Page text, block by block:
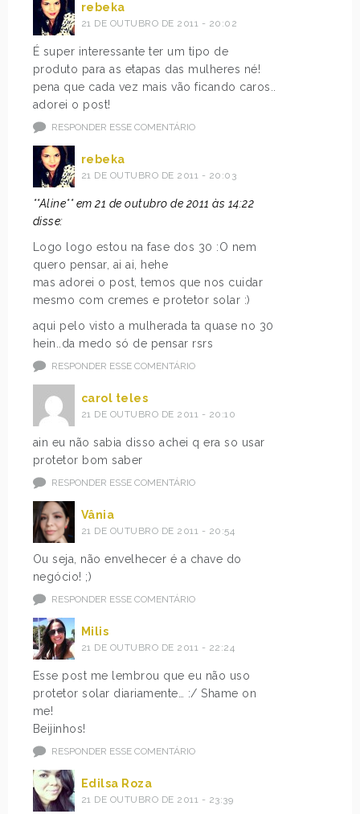
rebeka
21 DE OUTUBRO DE 2011 - 20:02
É super interessante ter um tipo de
produto para as etapas das mulheres né!
pena que cada vez mais vão ficando caros..
adorei o post!
RESPONDER ESSE COMENTÁRIO
rebeka
21 DE OUTUBRO DE 2011 - 20:03
**Aline** em 21 de outubro de 2011 às 14:22
disse:
Logo logo estou na fase dos 30 :O nem
quero pensar, ai ai, hehe
mas adorei o post, temos que nos cuidar
mesmo com cremes e protetor solar :)
aqui pelo visto a mulherada ta quase no 30
hein..da medo só de pensar rsrs
RESPONDER ESSE COMENTÁRIO
carol teles
21 DE OUTUBRO DE 2011 - 20:10
ain eu não sabia disso achei q era so usar
protetor bom saber
RESPONDER ESSE COMENTÁRIO
Vânia
21 DE OUTUBRO DE 2011 - 20:54
Ou seja, não envelhecer é a chave do
negócio! ;)
RESPONDER ESSE COMENTÁRIO
Milis
21 DE OUTUBRO DE 2011 - 22:24
Esse post me lembrou que eu não uso
protetor solar diariamente… :/ Shame on
me!
Beijinhos!
RESPONDER ESSE COMENTÁRIO
Edilsa Roza
21 DE OUTUBRO DE 2011 - 23:39